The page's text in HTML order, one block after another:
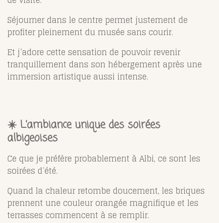
Séjourner dans le centre permet justement de
profiter pleinement du musée sans courir.
Et j’adore cette sensation de pouvoir revenir
tranquillement dans son hébergement après une
immersion artistique aussi intense.
☀️ L’ambiance unique des soirées
albigeoises
Ce que je préfère probablement à Albi, ce sont les
soirées d’été.
Quand la chaleur retombe doucement, les briques
prennent une couleur orangée magnifique et les
terrasses commencent à se remplir.